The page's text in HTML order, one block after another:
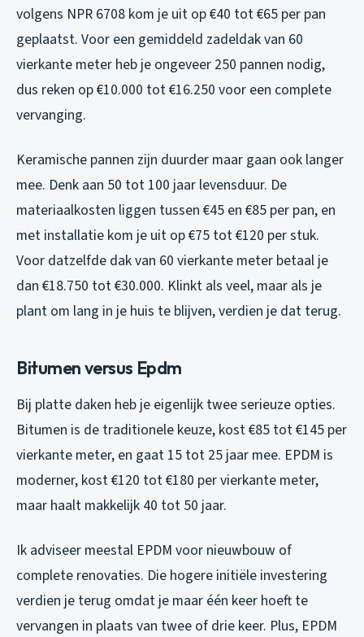
volgens NPR 6708 kom je uit op €40 tot €65 per pan
geplaatst. Voor een gemiddeld zadeldak van 60
vierkante meter heb je ongeveer 250 pannen nodig,
dus reken op €10.000 tot €16.250 voor een complete
vervanging.
Keramische pannen zijn duurder maar gaan ook langer
mee. Denk aan 50 tot 100 jaar levensduur. De
materiaalkosten liggen tussen €45 en €85 per pan, en
met installatie kom je uit op €75 tot €120 per stuk.
Voor datzelfde dak van 60 vierkante meter betaal je
dan €18.750 tot €30.000. Klinkt als veel, maar als je
plant om lang in je huis te blijven, verdien je dat terug.
Bitumen versus Epdm
Bij platte daken heb je eigenlijk twee serieuze opties.
Bitumen is de traditionele keuze, kost €85 tot €145 per
vierkante meter, en gaat 15 tot 25 jaar mee. EPDM is
moderner, kost €120 tot €180 per vierkante meter,
maar haalt makkelijk 40 tot 50 jaar.
Ik adviseer meestal EPDM voor nieuwbouw of
complete renovaties. Die hogere initiële investering
verdien je terug omdat je maar één keer hoeft te
vervangen in plaats van twee of drie keer. Plus, EPDM